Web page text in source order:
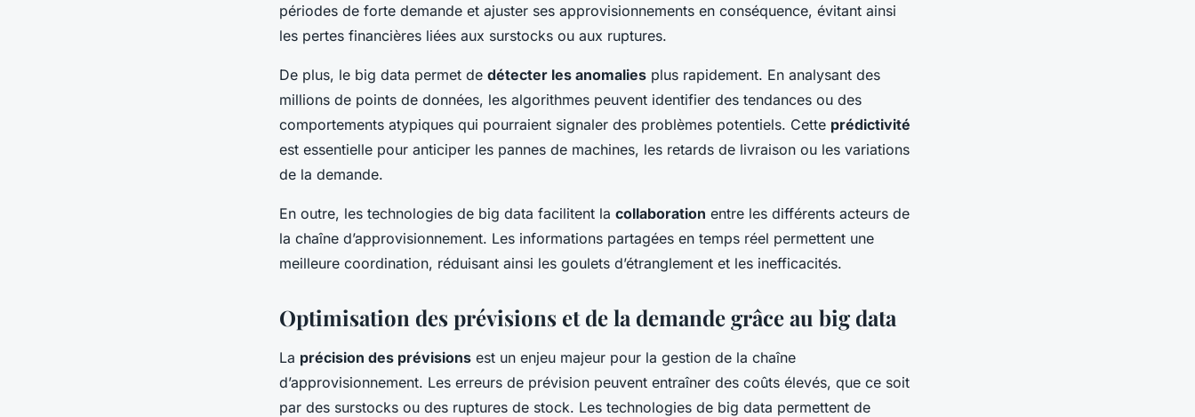
périodes de forte demande et ajuster ses approvisionnements en conséquence, évitant ainsi
les pertes financières liées aux surstocks ou aux ruptures.
De plus, le big data permet de détecter les anomalies plus rapidement. En analysant des
millions de points de données, les algorithmes peuvent identifier des tendances ou des
comportements atypiques qui pourraient signaler des problèmes potentiels. Cette prédictivité
est essentielle pour anticiper les pannes de machines, les retards de livraison ou les variations
de la demande.
En outre, les technologies de big data facilitent la collaboration entre les différents acteurs de
la chaîne d’approvisionnement. Les informations partagées en temps réel permettent une
meilleure coordination, réduisant ainsi les goulets d’étranglement et les inefficacités.
Optimisation des prévisions et de la demande grâce au big data
La précision des prévisions est un enjeu majeur pour la gestion de la chaîne
d’approvisionnement. Les erreurs de prévision peuvent entraîner des coûts élevés, que ce soit
par des surstocks ou des ruptures de stock. Les technologies de big data permettent de